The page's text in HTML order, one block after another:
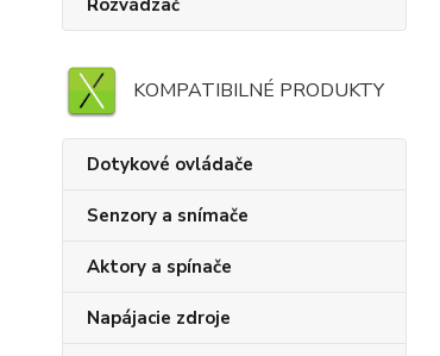
Rozvádzač
KOMPATIBILNÉ PRODUKTY
Dotykové ovládače
Senzory a snímače
Aktory a spínače
Napájacie zdroje